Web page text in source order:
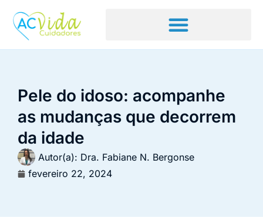
Pele do idoso: acompanhe
as mudanças que decorrem
da idade
Autor(a): Dra. Fabiane N. Bergonse
fevereiro 22, 2024